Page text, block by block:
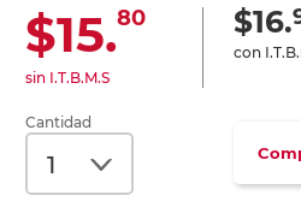
$15.80
sin I.T.B.M.S
$16.
con
Cantidad